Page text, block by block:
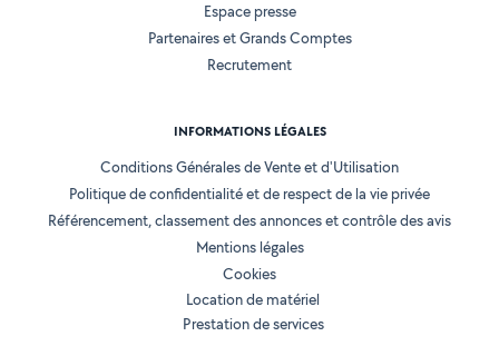
Espace presse
Partenaires et Grands Comptes
Recrutement
INFORMATIONS LÉGALES
Conditions Générales de Vente et d'Utilisation
Politique de confidentialité et de respect de la vie privée
Référencement, classement des annonces et contrôle des avis
Mentions légales
Cookies
Location de matériel
Prestation de services